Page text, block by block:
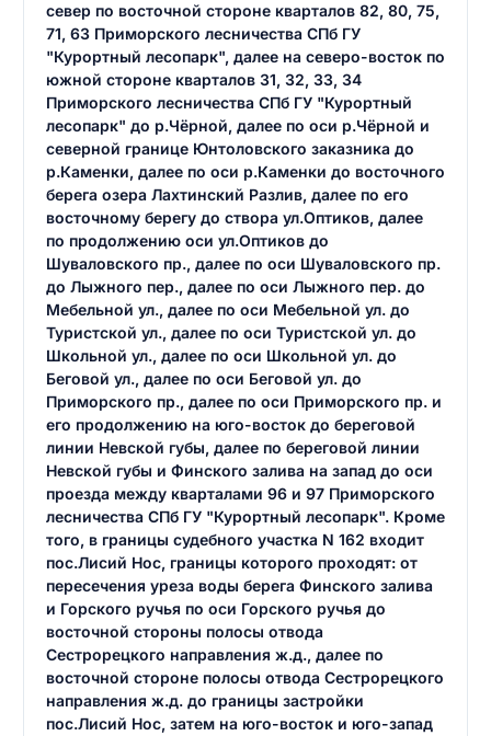
север по восточной стороне кварталов 82, 80, 75,
71, 63 Приморского лесничества СПб ГУ
"Курортный лесопарк", далее на северо-восток по
южной стороне кварталов 31, 32, 33, 34
Приморского лесничества СПб ГУ "Курортный
лесопарк" до р.Чёрной, далее по оси р.Чёрной и
северной границе Юнтоловского заказника до
р.Каменки, далее по оси р.Каменки до восточного
берега озера Лахтинский Разлив, далее по его
восточному берегу до створа ул.Оптиков, далее
по продолжению оси ул.Оптиков до
Шуваловского пр., далее по оси Шуваловского пр.
до Лыжного пер., далее по оси Лыжного пер. до
Мебельной ул., далее по оси Мебельной ул. до
Туристской ул., далее по оси Туристской ул. до
Школьной ул., далее по оси Школьной ул. до
Беговой ул., далее по оси Беговой ул. до
Приморского пр., далее по оси Приморского пр. и
его продолжению на юго-восток до береговой
линии Невской губы, далее по береговой линии
Невской губы и Финского залива на запад до оси
проезда между кварталами 96 и 97 Приморского
лесничества СПб ГУ "Курортный лесопарк". Кроме
того, в границы судебного участка N 162 входит
пос.Лисий Нос, границы которого проходят: от
пересечения уреза воды берега Финского залива
и Горского ручья по оси Горского ручья до
восточной стороны полосы отвода
Сестрорецкого направления ж.д., далее по
восточной стороне полосы отвода Сестрорецкого
направления ж.д. до границы застройки
пос.Лисий Нос, затем на юго-восток и юго-запад